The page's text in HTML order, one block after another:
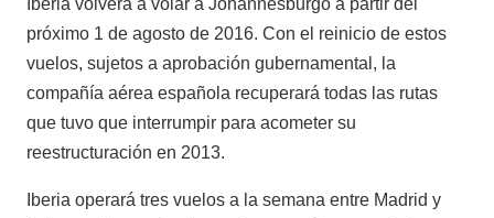
próximo 1 de agosto de 2016. Con el reinicio de estos
vuelos, sujetos a aprobación gubernamental, la
compañía aérea española recuperará todas las rutas
que tuvo que interrumpir para acometer su
reestructuración en 2013.
Iberia operará tres vuelos a la semana entre Madrid y